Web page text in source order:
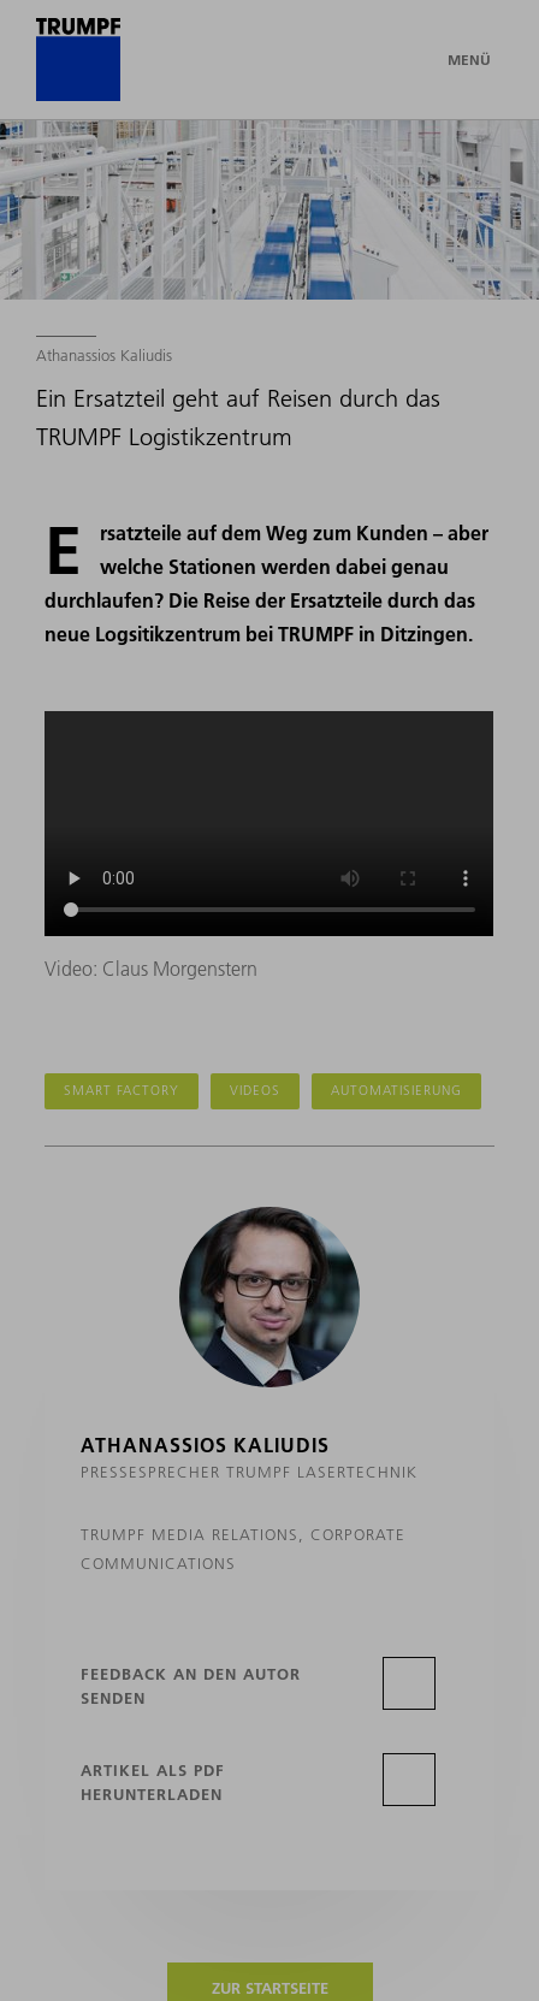
MENÜ
Athanassios Kaliudis
Ein Ersatzteil geht auf Reisen durch das
TRUMPF Logistikzentrum
E
rsatzteile auf dem Weg zum Kunden – aber
welche Stationen werden dabei genau
durchlaufen? Die Reise der Ersatzteile durch das
neue Logsitikzentrum bei TRUMPF in Ditzingen.
Video: Claus Morgenstern
SMART FACTORY VIDEOS AUTOMATISIERUNG
ATHANASSIOS KALIUDIS
PRESSESPRECHER TRUMPF LASERTECHNIK
TRUMPF MEDIA RELATIONS, CORPORATE
COMMUNICATIONS
FEEDBACK AN DEN AUTOR
SENDEN
ARTIKEL ALS PDF
HERUNTERLADEN
ZUR STARTSEITE